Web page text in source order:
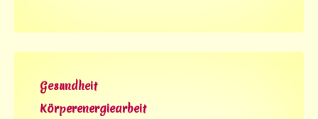
Gesundheit
Körperenergiearbeit